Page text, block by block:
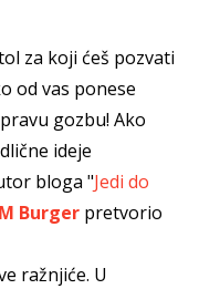
za koji ćeš pozvati
od vas ponese
gozbu! Ako
ideje
bloga "Jedi do
Burger pretvorio
ražnjiće. U